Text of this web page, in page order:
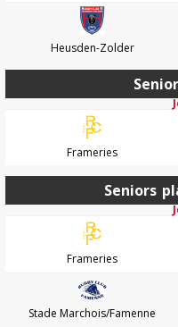
Heusden-Zolder
Frameries
Seniors
Frameries
Stade Marchois/Famenne